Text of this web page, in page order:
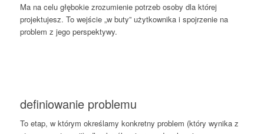
Ma na celu głębokie zrozumienie potrzeb osoby dla której
projektujesz. To wejście „w buty” użytkownika i spojrzenie na
problem z jego perspektywy.
definiowanie problemu
To etap, w którym określamy konkretny problem (który wynika z